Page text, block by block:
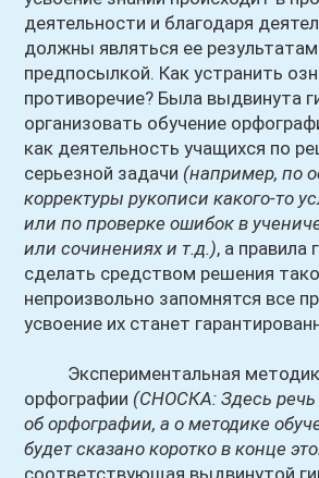
деятельности и благодаря
должны являться ее
предпосылкой. Как устранить
противоречие? Была выдвинута
организовать обучение
как деятельность учащихся по
серьезной задачи (например, по
корректуры рукописи какого-то
или по проверке ошибок в
или сочинениях и т.д.), а правила
сделать средством решения
непроизвольно запомнятся все
усвоение их станет
Экспериментальная
орфографии (СНОСКА: Здесь речь
об орфографии, а о методике
будет сказано коротко в конце
соответствующая выдвинутой